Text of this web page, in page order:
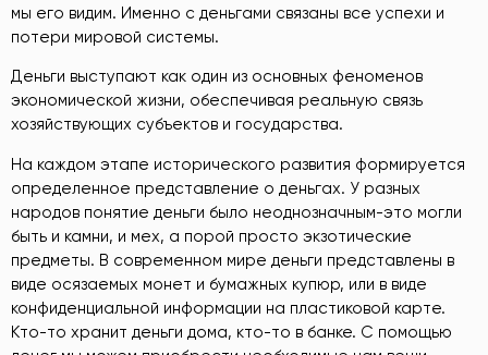
мы его видим. Именно с деньгами связаны все успехи и
потери мировой системы.
Деньги выступают как один из основных феноменов
экономической жизни, обеспечивая реальную связь
хозяйствующих субъектов и государства.
На каждом этапе исторического развития формируется
определенное представление о деньгах. У разных
народов понятие деньги было неоднозначным-это могли
быть и камни, и мех, а порой просто экзотические
предметы. В современном мире деньги представлены в
виде осязаемых монет и бумажных купюр, или в виде
конфиденциальной информации на пластиковой карте.
Кто-то хранит деньги дома, кто-то в банке. С помощью